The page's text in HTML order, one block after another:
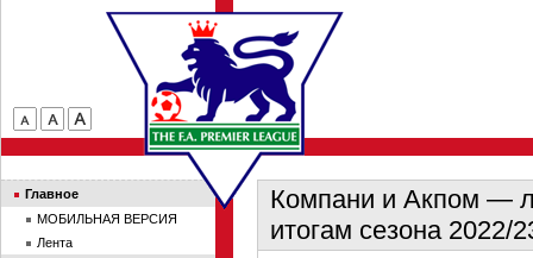
Компани и Акпом —
итогам сезона 2022/
Главное
МОБИЛЬНАЯ ВЕРСИЯ
Лента